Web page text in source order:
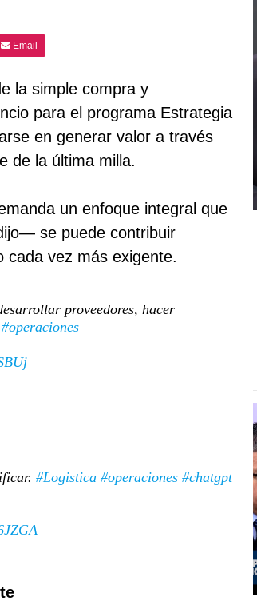
Email
la simple compra y
para el programa Estrategia
en generar valor a través
de la última milla.
un enfoque integral que
se puede contribuir
cada vez más exigente.
proveedores, hacer
#operaciones
#Logistica #operaciones #chatgpt